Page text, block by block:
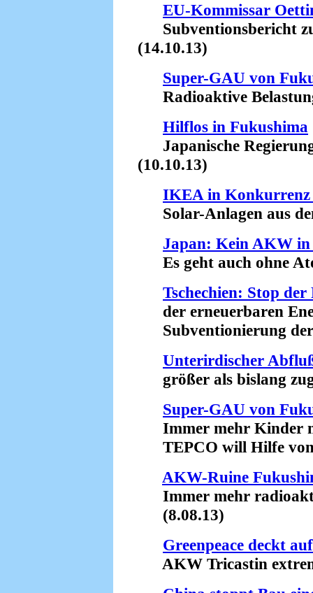
EU-Kommissar
Subventionsbericht
(14.10.13)
Super-GAU von
Radioaktive
Hilflos in Fukushima
Japanische
(10.10.13)
IKEA in Konkurrenz
Solar-Anlagen aus
Japan: Kein AKW in
Es geht auch ohne
Tschechien: Stop
der erneuerbaren
Subventionierung der
Unterirdischer
größer als bislang
Super-GAU von
Immer mehr Kinder
TEPCO will Hilfe von
AKW-Ruine
Immer mehr
(8.08.13)
Greenpeace deckt auf
AKW Tricastin